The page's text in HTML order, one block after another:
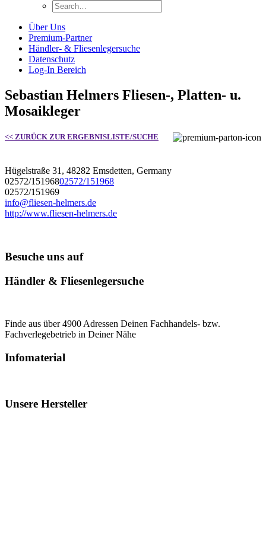
Über Uns
Premium-Partner
Händler- & Fliesenlegersuche
Datenschutz
Log-In Bereich
Sebastian Helmers Fliesen-, Platten- u.
Mosaikleger
<< ZURÜCK ZUR ERGEBNISLISTE/SUCHE
Hügelstraße 31, 48282 Emsdetten, Germany
02572/15196802572/151968
02572/151969
info@fliesen-helmers.de
http://www.fliesen-helmers.de
Besuche uns auf
Händler & Fliesenlegersuche
Finde aus über 4900 Adressen Deinen Fachhandels- bzw.
Fachverlegebetrieb in Deiner Nähe
Infomaterial
Unsere Hersteller